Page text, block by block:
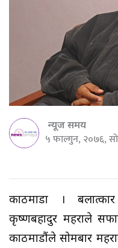
न्यूज समय
५ फाल्गुन, २०७६,
काठमाडौँ ।
कृष्णबहादुर महराले
काठमाडौंले सोमबार